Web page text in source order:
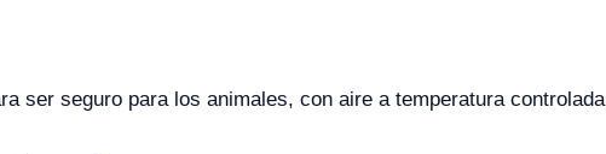
ser seguro para los animales, con aire a temperatura